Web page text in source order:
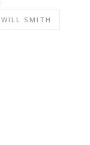
WILL SMITH